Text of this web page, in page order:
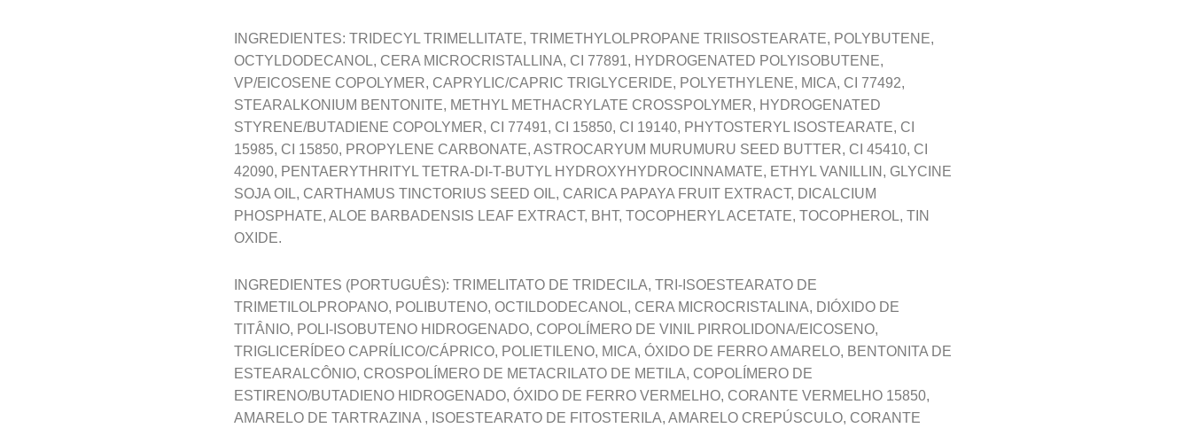
INGREDIENTES: TRIDECYL TRIMELLITATE, TRIMETHYLOLPROPANE TRIISOSTEARATE, POLYBUTENE,
OCTYLDODECANOL, CERA MICROCRISTALLINA, CI 77891, HYDROGENATED POLYISOBUTENE,
VP/EICOSENE COPOLYMER, CAPRYLIC/CAPRIC TRIGLYCERIDE, POLYETHYLENE, MICA, CI 77492,
STEARALKONIUM BENTONITE, METHYL METHACRYLATE CROSSPOLYMER, HYDROGENATED
STYRENE/BUTADIENE COPOLYMER, CI 77491, CI 15850, CI 19140, PHYTOSTERYL ISOSTEARATE, CI
15985, CI 15850, PROPYLENE CARBONATE, ASTROCARYUM MURUMURU SEED BUTTER, CI 45410, CI
42090, PENTAERYTHRITYL TETRA-DI-T-BUTYL HYDROXYHYDROCINNAMATE, ETHYL VANILLIN, GLYCINE
SOJA OIL, CARTHAMUS TINCTORIUS SEED OIL, CARICA PAPAYA FRUIT EXTRACT, DICALCIUM
PHOSPHATE, ALOE BARBADENSIS LEAF EXTRACT, BHT, TOCOPHERYL ACETATE, TOCOPHEROL, TIN
OXIDE.
INGREDIENTES (PORTUGUÊS): TRIMELITATO DE TRIDECILA, TRI-ISOESTEARATO DE
TRIMETILOLPROPANO, POLIBUTENO, OCTILDODECANOL, CERA MICROCRISTALINA, DIÓXIDO DE
TITÂNIO, POLI-ISOBUTENO HIDROGENADO, COPOLÍMERO DE VINIL PIRROLIDONA/EICOSENO,
TRIGLICERÍDEO CAPRÍLICO/CÁPRICO, POLIETILENO, MICA, ÓXIDO DE FERRO AMARELO, BENTONITA DE
ESTEARALCÔNIO, CROSPOLÍMERO DE METACRILATO DE METILA, COPOLÍMERO DE
ESTIRENO/BUTADIENO HIDROGENADO, ÓXIDO DE FERRO VERMELHO, CORANTE VERMELHO 15850,
AMARELO DE TARTRAZINA , ISOESTEARATO DE FITOSTERILA, AMARELO CREPÚSCULO, CORANTE